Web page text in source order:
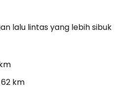
lalu lintas yang lebih sibuk
km